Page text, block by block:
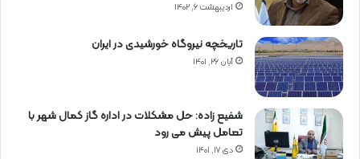
اردیبهشت ۶, ۱۴۰۲
تاریخچه نیروگاه خورشیدی در ایران
آبان ۲۶, ۱۴۰۱
شفیع زاده: حل مشکلات در اداره گاز کمال شهر با
تعامل پیش می رود
دی ۱۷, ۱۴۰۱